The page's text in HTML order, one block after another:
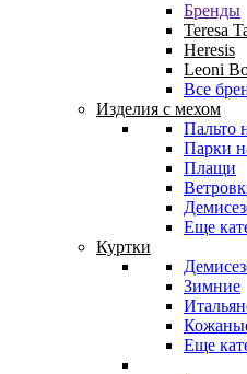
Бренды
Teresa
Heresis
Leoni
Все
Изделия с мехом
Пальто
Парки
Плащи
Еще
Куртки
Зимние
Еще